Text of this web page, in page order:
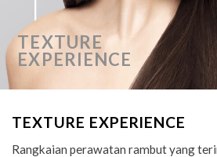
TEXTURE
EXPERIENCE
TEXTURE EXPERIENCE
Rangkaian perawatan rambut yang